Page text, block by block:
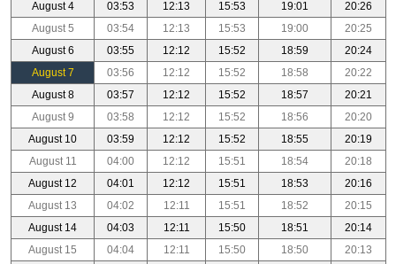
August 4
03:53 12:13 15:53 19:01
20:26
August 5
03:54 12:13 15:53 19:00
20:25
August 6
03:55 12:12 15:52 18:59
20:24
August 7
03:56 12:12 15:52 18:58
20:22
August 8
03:57 12:12 15:52 18:57
20:21
August 9
03:58 12:12 15:52 18:56
20:20
August 10
03:59 12:12 15:52 18:55
20:19
August 11
04:00 12:12 15:51 18:54
20:18
August 12
04:01 12:12 15:51 18:53
20:16
August 13
04:02 12:11 15:51 18:52
20:15
August 14
04:03 12:11 15:50 18:51
20:14
August 15
04:04 12:11 15:50 18:50
20:13